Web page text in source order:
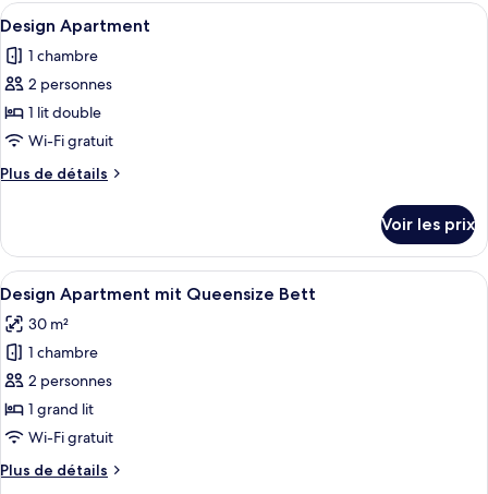
Afficher
toutes
les
photos
pour
ce
type
de
Design
Apartment
Une chambre à coucher moderne
9
Design Apartment
1 chambre
2 personnes
1 lit double
Wi-Fi gratuit
Plus de détails
Plus
le
type
de
chambre
Design
Apartment
Voir les prix
Afficher
toutes
les
photos
pour
ce
type
chambre :
Une chambre à coucher moderne
9
Design Apartment mit Queensize Bett
30 m²
1 chambre
2 personnes
1 grand lit
Wi-Fi gratuit
Plus de détails
Plus